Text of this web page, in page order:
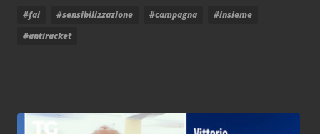
#fai #sensibilizzazione #campagna
#insieme
#antiracket